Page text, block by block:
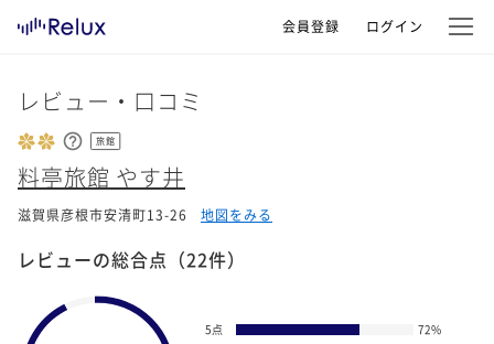
会員登録 ログイン
レビュー・口コミ
旅館
料亭旅館 やす井
滋賀県彦根市安清町13-26 地図をみる
レビューの総合点 （22件）
5点 72%